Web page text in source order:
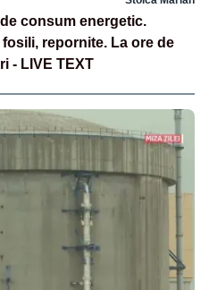
consum energetic.
repornite. La ore de
- LIVE TEXT